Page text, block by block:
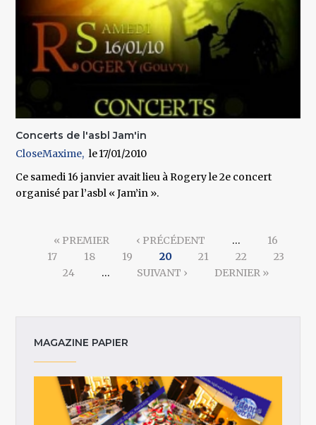
Concerts de l'asbl Jam'in
CloseMaxime
17/01/2010
Ce samedi 16 janvier avait lieu à Rogery le 2e concert
organisé par l’asbl « Jam’in ».
« PREMIER ‹ PRÉCÉDENT …
16
17
18 19 20 21 22
23
24
… SUIVANT › DERNIER »
MAGAZINE PAPIER